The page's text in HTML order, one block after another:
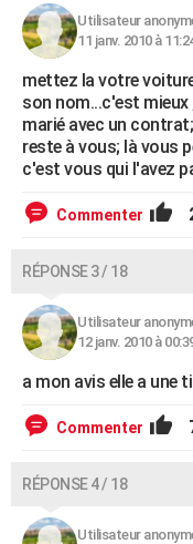
Utilisateur
11 janv. 2010 à
mettez la votre
son nom...c'est
marié avec un
reste à vous; là vous
c'est vous qui l'avez
Commenter
RÉPONSE 3 / 18
Utilisateur
12 janv. 2010 à
a mon avis elle a une
Commenter
RÉPONSE 4 / 18
Utilisateur